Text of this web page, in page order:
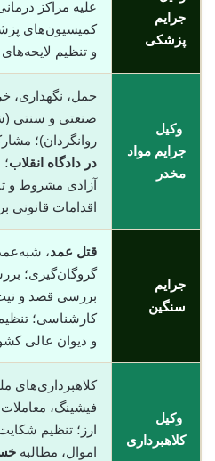
جرایم
پزشکی
علیه مراکز
کمیسیون‌های
و تنظیم
وکیل
جرایم مواد
مخدر
حمل، نگهداری،
صنعتی و سنتی
روانگردان)؛
در دادگاه انقلاب
آزادی مشروط و
اقدامات قانونی
جرایم
سنگین
قتل عمد،
گروگان‌گیری؛
بررسی قصد و
کارشناسی؛
و دیوان عالی
وکیل
کلاهبرداری
کلاهبرداری‌های
فیشینگ،
ارز؛ تنظیم
اموال، مطالبه